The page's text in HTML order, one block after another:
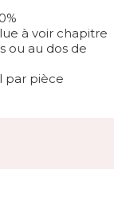
à voir chapitre
ou au dos de
par pièce